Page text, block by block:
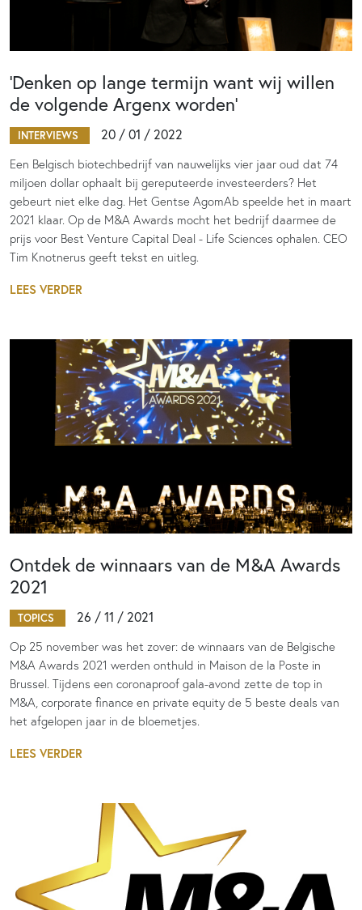
‘Denken op lange termijn want wij willen
de volgende Argenx worden’
INTERVIEWS 20 / 01 / 2022
Een Belgisch biotechbedrijf van nauwelijks vier jaar oud dat 74
miljoen dollar ophaalt bij gereputeerde investeerders? Het
gebeurt niet elke dag. Het Gentse AgomAb speelde het in maart
2021 klaar. Op de M&A Awards mocht het bedrijf daarmee de
prijs voor Best Venture Capital Deal - Life Sciences ophalen. CEO
Tim Knotnerus geeft tekst en uitleg.
LEES VERDER
Ontdek de winnaars van de M&A Awards
2021
TOPICS 26 / 11 / 2021
Op 25 november was het zover: de winnaars van de Belgische
M&A Awards 2021 werden onthuld in Maison de la Poste in
Brussel. Tijdens een coronaproof gala-avond zette de top in
M&A, corporate finance en private equity de 5 beste deals van
het afgelopen jaar in de bloemetjes.
LEES VERDER